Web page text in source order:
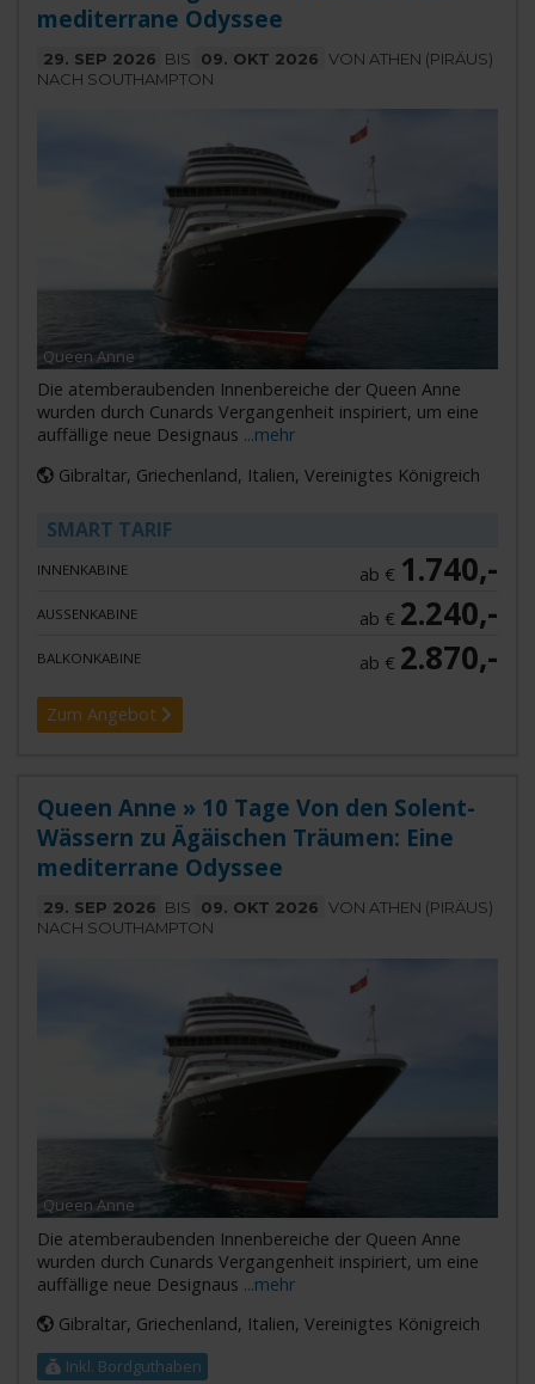
mediterrane Odyssee
29. SEP 2026 BIS 09. OKT 2026 VON ATHEN (PIRÄUS)
NACH SOUTHAMPTON
Queen Anne
Die atemberaubenden Innenbereiche der Queen Anne
wurden durch Cunards Vergangenheit inspiriert, um eine
auffällige neue Designaus ...mehr
Gibraltar, Griechenland, Italien, Vereinigtes Königreich
SMART TARIF
INNENKABINE ab € 1.740,-
AUSSENKABINE ab € 2.240,-
BALKONKABINE ab € 2.870,-
Zum Angebot
Queen Anne » 10 Tage Von den Solent-
Wässern zu Ägäischen Träumen: Eine
mediterrane Odyssee
29. SEP 2026 BIS 09. OKT 2026 VON ATHEN (PIRÄUS)
NACH SOUTHAMPTON
Queen Anne
Die atemberaubenden Innenbereiche der Queen Anne
wurden durch Cunards Vergangenheit inspiriert, um eine
auffällige neue Designaus ...mehr
Gibraltar, Griechenland, Italien, Vereinigtes Königreich
Inkl. Bordguthaben